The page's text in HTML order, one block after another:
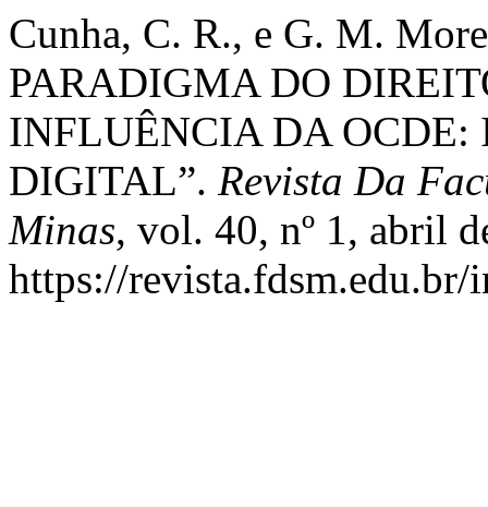
Cunha, C. R., e G. M.
PARADIGMA DO
INFLUÊNCIA DA OCDE:
DIGITAL”. Revista Da
Minas, vol. 40, nº 1, abril
https://